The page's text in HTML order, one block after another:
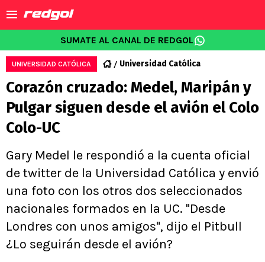
SUMATE AL CANAL DE REDGOL
UNIVERSIDAD CATÓLICA Universidad Católica
Corazón cruzado: Medel, Maripán y
Pulgar siguen desde el avión el Colo
Colo-UC
Gary Medel le respondió a la cuenta oficial
de twitter de la Universidad Católica y envió
una foto con los otros dos seleccionados
nacionales formados en la UC. "Desde
Londres con unos amigos", dijo el Pitbull
¿Lo seguirán desde el avión?